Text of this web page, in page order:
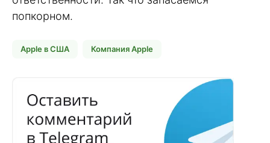
попкорном.
Apple в США Компания Apple